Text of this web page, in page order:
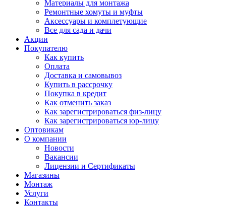
Материалы для монтажа
Ремонтные хомуты и муфты
Аксессуары и комплетующие
Все для сада и дачи
Акции
Покупателю
Как купить
Оплата
Доставка и самовывоз
Купить в рассрочку
Покупка в кредит
Как отменить заказ
Как зарегистрироваться физ-лицу
Как зарегистрироваться юр-лицу
Оптовикам
О компании
Новости
Вакансии
Лицензии и Сертификаты
Магазины
Монтаж
Услуги
Контакты